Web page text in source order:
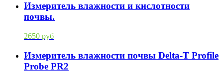
Измеритель влажности и кислотности
почвы.
2650 руб
Измеритель влажности почвы Delta-T Profile
Probe PR2